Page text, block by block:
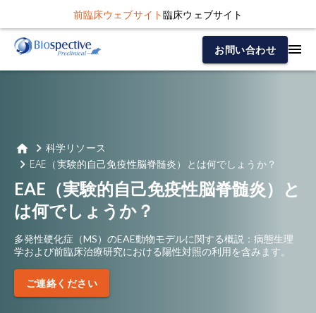
前臨床ウェブサイト臨床ウェブサイト
お問い合わせ
科学リソース
EAE（実験的自己免疫性脳脊髄炎）とは何でしょうか？
EAE（実験的自己免疫性脳脊髄炎）と
は何でしょうか？
多発性硬化症（MS）のEAE動物モデルに関する概説：病態生理
学および前臨床治療研究における陽性対照の利用を含みます。
ご連絡ください